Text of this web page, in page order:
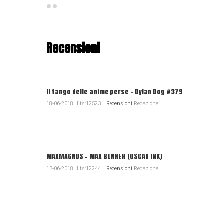
Recensioni
Il tango delle anime perse - Dylan Dog #379
18-06-2018 Hits:12523 Recensioni Redazione
MAXMAGNUS – MAX BUNKER (OSCAR INK)
13-06-2018 Hits:12244 Recensioni Redazione
...